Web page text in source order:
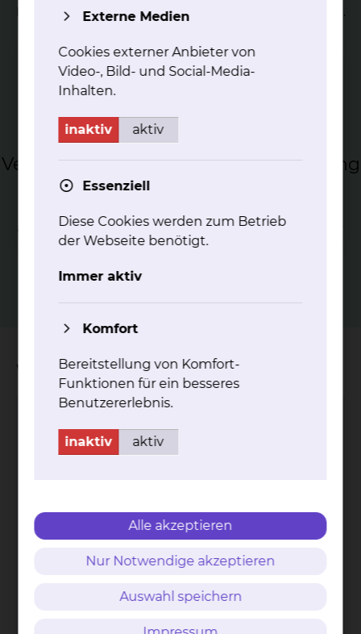
Körperstrukturen, Konturen und Funktionen rekonsturiert.
Ver­bren­nungschir­ur­gie zur Be­hand­lung
von Ver­bren­nun­gen
Die Verbrennungschirurgie umfasst die Behandlung von
akuten und langfristigen Folgen von Verbrennungen oder
Verbrühungen.
Wichtige Kontakte
Fax: +49 531 595 3751
Externe Medien
Cookies externer Anbieter von
Video-, Bild- und Social-Media-
Inhalten.
inaktiv aktiv
Essenziell
Diese Cookies werden zum Betrieb
der Webseite benötigt.
Immer aktiv
Komfort
Bereitstellung von Komfort-
Funktionen für ein besseres
Benutzererlebnis.
inaktiv aktiv
Alle akzeptieren
Nur Notwendige akzeptieren
Auswahl speichern